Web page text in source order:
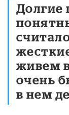
Долгие
живем
очень
в нем